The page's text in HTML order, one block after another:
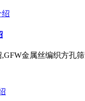
金属丝编织方孔